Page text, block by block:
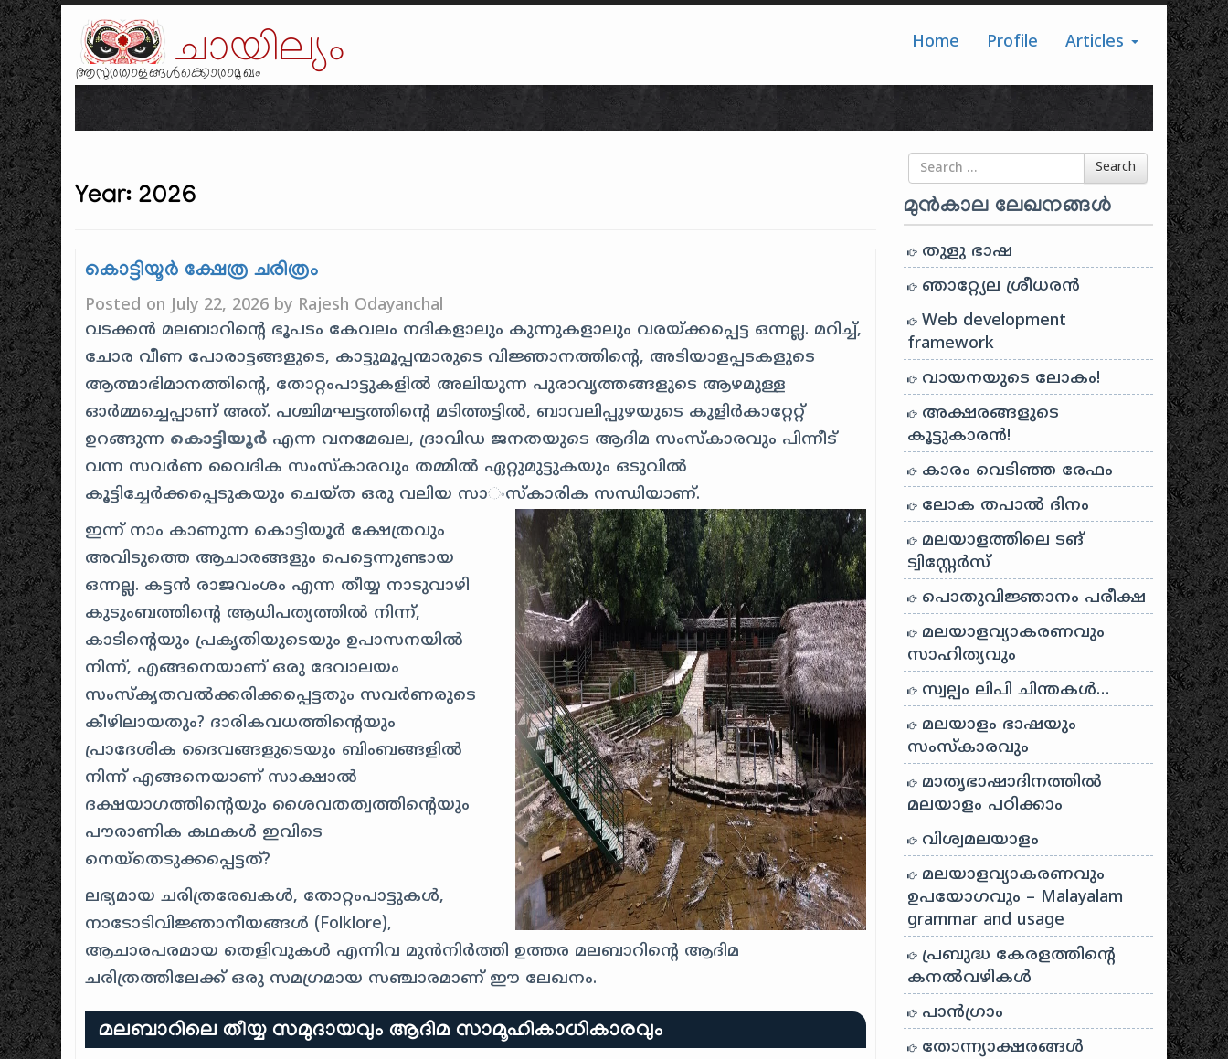
ചായില്യം
ആസുരതാളങ്ങൾക്കൊരാമുഖം
Home Profile Articles
Skip to content
Year: 2026
കൊട്ടിയൂർ ക്ഷേത്ര ചരിത്രം
Posted on July 22, 2026 by Rajesh Odayanchal
വടക്കൻ മലബാറിന്റെ ഭൂപടം കേവലം നദികളാലും കുന്നുകളാലും വരയ്ക്കപ്പെട്ട ഒന്നല്ല. മറിച്ച്,
ചോര വീണ പോരാട്ടങ്ങളുടെ, കാട്ടുമൂപ്പന്മാരുടെ വിജ്ഞാനത്തിന്റെ, അടിയാളപ്പടകളുടെ
ആത്മാഭിമാനത്തിന്റെ, തോറ്റംപാട്ടുകളിൽ അലിയുന്ന പുരാവൃത്തങ്ങളുടെ ആഴമുള്ള
ഓർമ്മച്ചെപ്പാണ് അത്. പശ്ചിമഘട്ടത്തിന്റെ മടിത്തട്ടിൽ, ബാവലിപ്പുഴയുടെ കുളിർകാറ്റേറ്റ്
ഉറങ്ങുന്ന കൊട്ടിയൂർ എന്ന വനമേഖല, ദ്രാവിഡ ജനതയുടെ ആദിമ സംസ്കാരവും പിന്നീട്
വന്ന സവർണ വൈദിക സംസ്കാരവും തമ്മിൽ ഏറ്റുമുട്ടുകയും ഒടുവിൽ
കൂട്ടിച്ചേർക്കപ്പെടുകയും ചെയ്ത ഒരു വലിയ സാංസ്കാരിക സന്ധിയാണ്.
ഇന്ന് നാം കാണുന്ന കൊട്ടിയൂർ ക്ഷേത്രവും
അവിടുത്തെ ആചാരങ്ങളും പെട്ടെന്നുണ്ടായ
ഒന്നല്ല. കട്ടൻ രാജവംശം എന്ന തീയ്യ നാടുവാഴി
കുടുംബത്തിന്റെ ആധിപത്യത്തിൽ നിന്ന്,
കാടിന്റെയും പ്രകൃതിയുടെയും ഉപാസനയിൽ
നിന്ന്, എങ്ങനെയാണ് ഒരു ദേവാലയം
സംസ്കൃതവൽക്കരിക്കപ്പെട്ടതും സവർണരുടെ
കീഴിലായതും? ദാരികവധത്തിന്റെയും
പ്രാദേശിക ദൈവങ്ങളുടെയും ബിംബങ്ങളിൽ
നിന്ന് എങ്ങനെയാണ് സാക്ഷാൽ
ദക്ഷയാഗത്തിന്റെയും ശൈവതത്വത്തിന്റെയും
പൗരാണിക കഥകൾ ഇവിടെ
നെയ്തെടുക്കപ്പെട്ടത്?
ലഭ്യമായ ചരിത്രരേഖകൾ, തോറ്റംപാട്ടുകൾ,
നാടോടിവിജ്ഞാനീയങ്ങൾ (Folklore),
ആചാരപരമായ തെളിവുകൾ എന്നിവ മുൻനിർത്തി ഉത്തര മലബാറിന്റെ ആദിമ
ചരിത്രത്തിലേക്ക് ഒരു സമഗ്രമായ സഞ്ചാരമാണ് ഈ ലേഖനം.
മലബാറിലെ തീയ്യ സമുദായവും ആദിമ സാമൂഹികാധികാരവും
Search for Search
മുൻകാല ലേഖനങ്ങൾ
തുളു ഭാഷ
ഞാറ്റ്യേല ശ്രീധരൻ
Web development
framework
വായനയുടെ ലോകം!
അക്ഷരങ്ങളുടെ
കൂട്ടുകാരൻ!
കാരം വെടിഞ്ഞ രേഫം
ലോക തപാൽ ദിനം
മലയാളത്തിലെ ടങ്
ട്വിസ്റ്റേർസ്
പൊതുവിജ്ഞാനം പരീക്ഷ
മലയാളവ്യാകരണവും
സാഹിത്യവും
സ്വല്പം ലിപി ചിന്തകൾ…
മലയാളം ഭാഷയും
സംസ്കാരവും
മാതൃഭാഷാദിനത്തിൽ
മലയാളം പഠിക്കാം
വിശ്വമലയാളം
മലയാളവ്യാകരണവും
ഉപയോഗവും – Malayalam
grammar and usage
പ്രബുദ്ധ കേരളത്തിന്റെ
കനൽവഴികൾ
പാന്‍ഗ്രാം
തോന്ന്യാക്ഷരങ്ങള്‍